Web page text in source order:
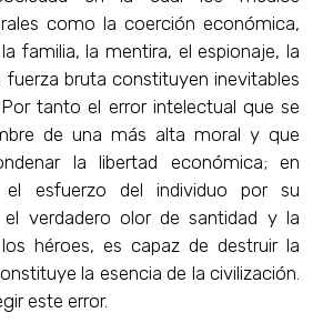
como la coerción económica,
familia, la mentira, el espionaje, la
fuerza bruta constituyen inevitables
tanto el error intelectual que se
de una más alta moral y que
la libertad económica; en
esfuerzo del individuo por su
el verdadero olor de santidad y la
héroes, es capaz de destruir la
la esencia de la civilización.
este error.